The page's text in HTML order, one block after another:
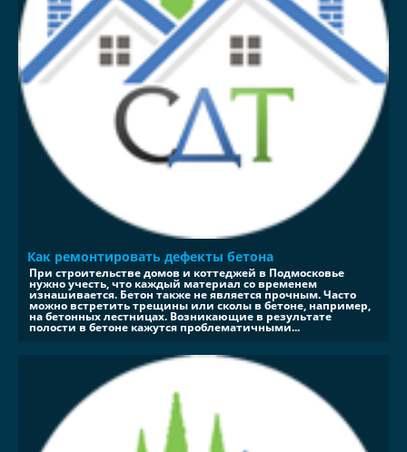
Как ремонтировать дефекты бетона
При строительстве домов и коттеджей в Подмосковье
нужно учесть, что каждый материал со временем
изнашивается. Бетон также не является прочным. Часто
можно встретить трещины или сколы в бетоне, например,
на бетонных лестницах. Возникающие в результате
полости в бетоне кажутся проблематичными...